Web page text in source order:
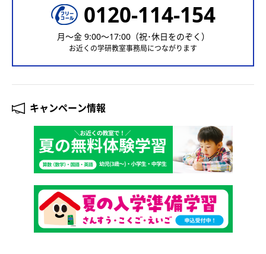
0120-114-154
月〜金 9:00〜17:00（祝･休日をのぞく）
お近くの学研教室事務局につながります
キャンペーン情報